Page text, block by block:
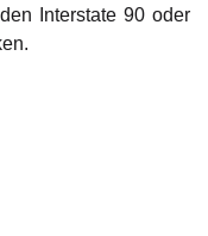
Interstate 90 oder